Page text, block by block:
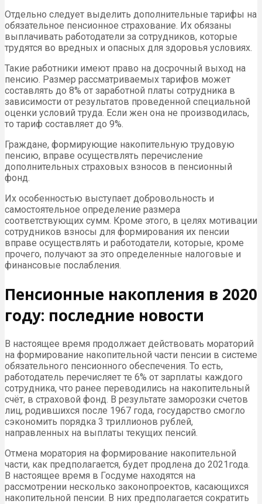
Отдельно следует выделить дополнительные тарифы на
обязательное пенсионное страхование. Их обязаны
выплачивать работодатели за сотрудников, которые
трудятся во вредных и опасных для здоровья условиях.
Такие работники имеют право на досрочный выход на
пенсию. Размер рассматриваемых тарифов может
составлять до 8% от заработной платы сотрудника в
зависимости от результатов проведенной специальной
оценки условий труда. Если жен она не производилась,
то тариф составляет до 9%.
Граждане, формирующие накопительную трудовую
пенсию, вправе осуществлять перечисление
дополнительных страховых взносов в пенсионный
фонд.
Их особенностью выступает добровольность и
самостоятельное определение размера
соответствующих сумм. Кроме этого, в целях мотивации
сотрудников взносы для формирования их пенсии
вправе осуществлять и работодатели, которые, кроме
прочего, получают за это определенные налоговые и
финансовые послабления.
Пенсионные накопления в 2020
году: последние новости
В настоящее время продолжает действовать мораторий
на формирование накопительной части пенсии в системе
обязательного пенсионного обеспечения. То есть,
работодатель перечисляет те 6% от зарплаты каждого
сотрудника, что ранее переводились на накопительный
счёт, в страховой фонд. В результате заморозки счетов
лиц, родившихся после 1967 года, государство смогло
сэкономить порядка 3 триллионов рублей,
направленных на выплаты текущих пенсий.
Отмена моратория на формирование накопительной
части, как предполагается, будет продлена до 2021года.
В настоящее время в Госдуме находятся на
рассмотрении несколько законопроектов, касающихся
накопительной пенсии. В них предполагается сократить